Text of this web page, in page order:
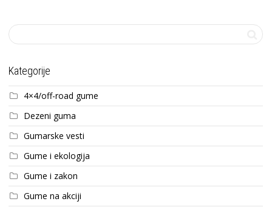
Kategorije
4×4/off-road gume
Dezeni guma
Gumarske vesti
Gume i ekologija
Gume i zakon
Gume na akciji